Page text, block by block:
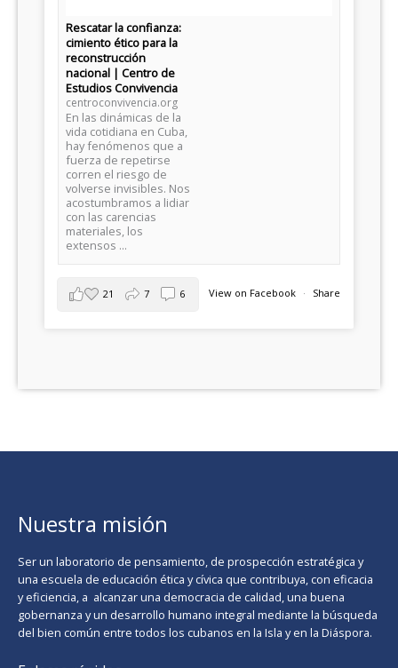
Rescatar la confianza:
cimiento ético para la
reconstrucción
nacional | Centro de
Estudios Convivencia
centroconvivencia.org
En las dinámicas de la
vida cotidiana en Cuba,
hay fenómenos que a
fuerza de repetirse
corren el riesgo de
volverse invisibles. Nos
acostumbramos a lidiar
con las carencias
materiales, los
extensos ...
View on Facebook · Share
21 7 6
Nuestra misión
Ser un laboratorio de pensamiento, de prospección estratégica y
una escuela de educación ética y cívica que contribuya, con eficacia
y eficiencia, a alcanzar una democracia de calidad, una buena
gobernanza y un desarrollo humano integral mediante la búsqueda
del bien común entre todos los cubanos en la Isla y en la Diáspora.